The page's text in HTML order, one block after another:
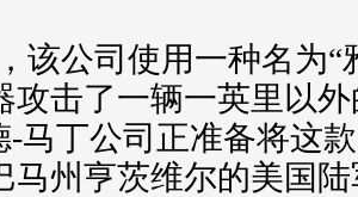
该公司使用一种名为“
攻击了一辆一英里以
-马丁公司正准备将这款
马州亨茨维尔的美国